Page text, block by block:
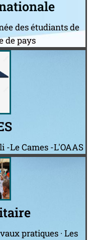
des étudiants de
de pays
-Le Cames -L'OAAS
pratiques · Les